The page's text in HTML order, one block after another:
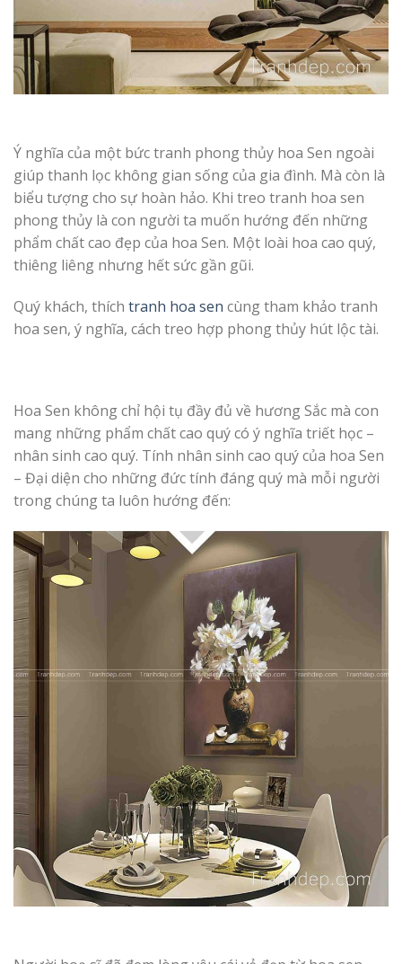
Ý nghĩa của một bức tranh phong thủy hoa Sen ngoài
giúp thanh lọc không gian sống của gia đình. Mà còn là
biểu tượng cho sự hoàn hảo. Khi treo tranh hoa sen
phong thủy là con người ta muốn hướng đến những
phẩm chất cao đẹp của hoa Sen. Một loài hoa cao quý,
thiêng liêng nhưng hết sức gần gũi.
Quý khách, thích tranh hoa sen cùng tham khảo tranh
hoa sen, ý nghĩa, cách treo hợp phong thủy hút lộc tài.
Hoa Sen không chỉ hội tụ đầy đủ về hương Sắc mà con
mang những phẩm chất cao quý có ý nghĩa triết học –
nhân sinh cao quý. Tính nhân sinh cao quý của hoa Sen
– Đại diện cho những đức tính đáng quý mà mỗi người
trong chúng ta luôn hướng đến: